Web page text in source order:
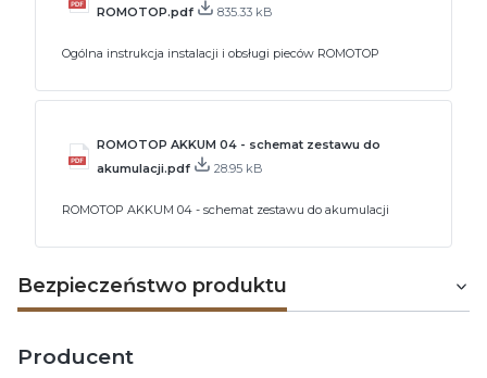
ROMOTOP.pdf
835.33 kB
Ogólna instrukcja instalacji i obsługi pieców ROMOTOP
ROMOTOP AKKUM 04 - schemat zestawu do
akumulacji.pdf
28.95 kB
ROMOTOP AKKUM 04 - schemat zestawu do akumulacji
Bezpieczeństwo produktu
Producent